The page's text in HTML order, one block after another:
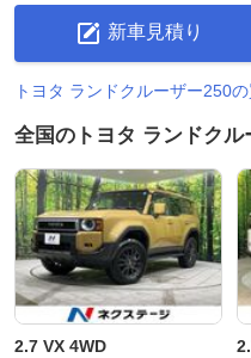
新車見積り
トヨタ ランドクルーザー250
全国のトヨタ ランドク
2.7 VX 4WD